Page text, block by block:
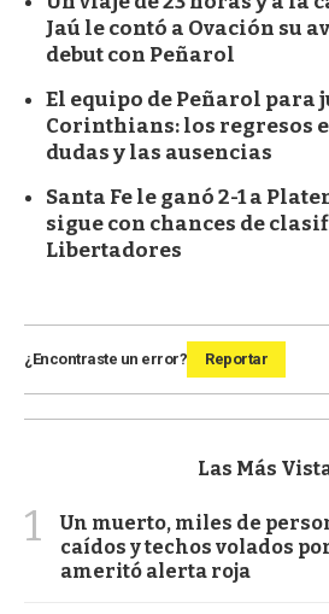
Jaú le contó a Ovación su
debut con Peñarol
El equipo de Peñarol para
Corinthians: los regresos
dudas y las ausencias
Santa Fe le ganó 2-1 a
sigue con chances de
Libertadores
¿Encontraste un error? Reportar
Las Más
1
Un muerto, miles de
caídos y techos volados
ameritó alerta roja